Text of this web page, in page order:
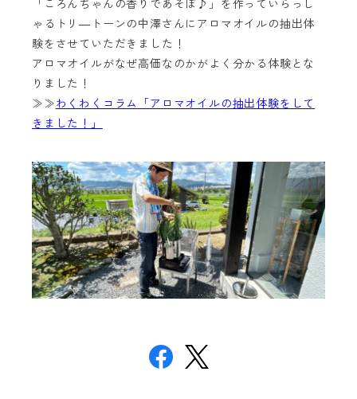
「ころんちゃんの香りであそぼ♪」を作っていらっし
ゃるトリ―トーンの中澤さんにアロマオイルの抽出体
験をさせていただきました！
アロマオイルがなぜ高価なのかがよく分かる体験とな
りました！
≫≫わくわくコラム「アロマオイルの抽出体験をして
きました！」